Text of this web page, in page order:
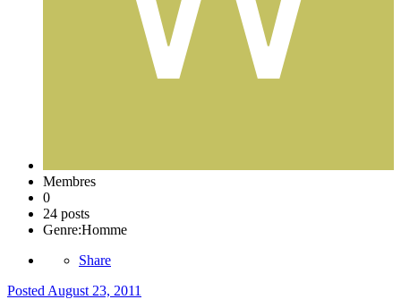
Membres
0
24 posts
Genre:Homme
Share
Posted August 23, 2011